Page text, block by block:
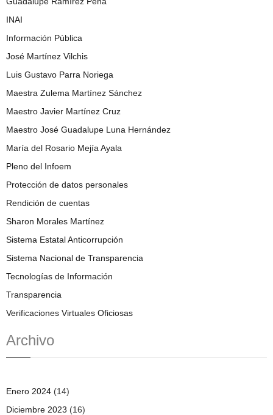
INAI
Información Pública
José Martínez Vilchis
Luis Gustavo Parra Noriega
Maestra Zulema Martínez Sánchez
Maestro Javier Martínez Cruz
Maestro José Guadalupe Luna Hernández
María del Rosario Mejía Ayala
Pleno del Infoem
Protección de datos personales
Rendición de cuentas
Sharon Morales Martínez
Sistema Estatal Anticorrupción
Sistema Nacional de Transparencia
Tecnologías de Información
Transparencia
Verificaciones Virtuales Oficiosas
Archivo
Enero 2024 (14)
Diciembre 2023 (16)